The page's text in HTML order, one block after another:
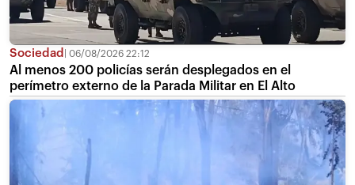
Sociedad 06/08/2026 22:12
Al menos 200 policías serán desplegados en el
perímetro externo de la Parada Militar en El Alto